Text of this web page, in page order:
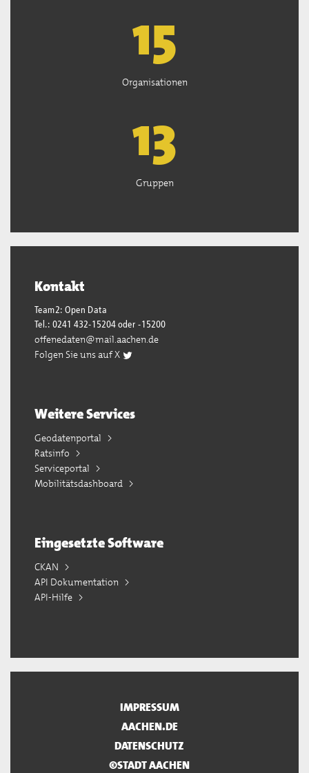
15
Organisationen
13
Gruppen
Kontakt
Team2: Open Data
Tel.: 0241 432-15204 oder -15200
offenedaten@mail.aachen.de
Folgen Sie uns auf X
Weitere Services
Geodatenportal
Ratsinfo
Serviceportal
Mobilitätsdashboard
Eingesetzte Software
CKAN
API Dokumentation
API-Hilfe
IMPRESSUM
AACHEN.DE
DATENSCHUTZ
©STADT AACHEN